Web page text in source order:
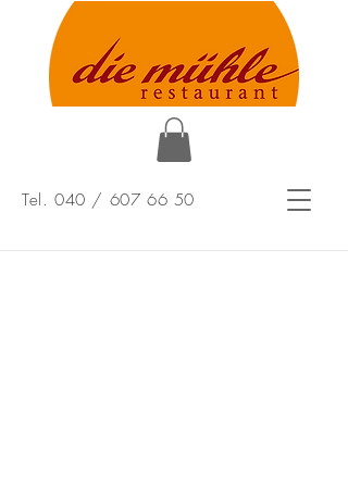
Tel. 040 / 607 66 50